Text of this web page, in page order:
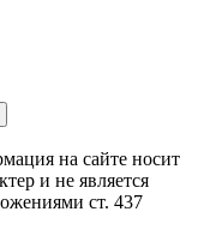
на сайте носит
и не является
ст. 437